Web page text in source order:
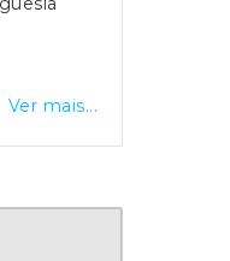
Ver mais...